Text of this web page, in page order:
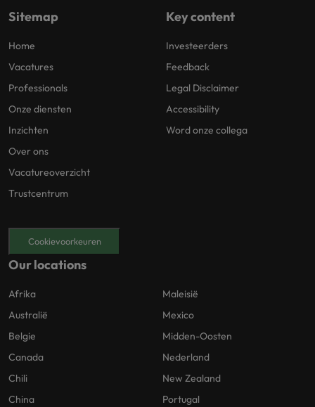
Sitemap
Home
Vacatures
Professionals
Onze diensten
Inzichten
Over ons
Vacatureoverzicht
Trustcentrum
Key content
Investeerders
Feedback
Legal Disclaimer
Accessibility
Word onze collega
Cookievoorkeuren
Our locations
Afrika
Australië
Belgie
Canada
Chili
China
Maleisië
Mexico
Midden-Oosten
Nederland
New Zealand
Portugal